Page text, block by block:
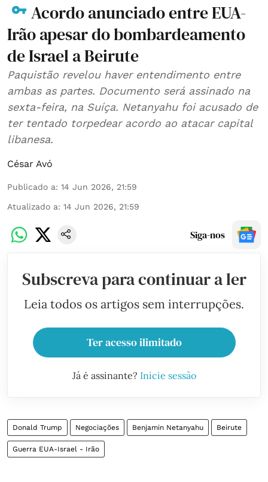
Acordo anunciado entre EUA-
Irão apesar do bombardeamento
de Israel a Beirute
Paquistão revelou haver entendimento entre
ambas as partes. Documento será assinado na
sexta-feira, na Suíça. Netanyahu foi acusado de
ter tentado torpedear acordo ao atacar capital
libanesa.
César Avó
Publicado a: 14 Jun 2026, 21:59
Atualizado a: 14 Jun 2026, 21:59
Siga-nos
Subscreva para continuar a ler
Leia todos os artigos sem interrupções.
Ter acesso ilimitado
Já é assinante? Inicie sessão
Donald Trump Negociações Benjamin Netanyahu Beirute
Guerra EUA-Israel - Irão